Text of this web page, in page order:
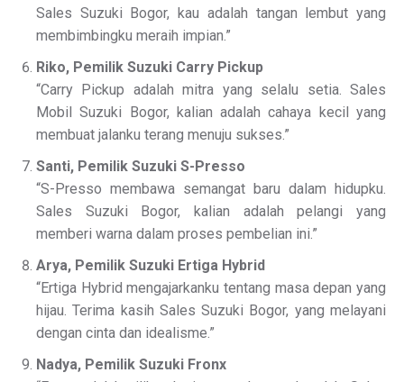
Sales Suzuki Bogor, kau adalah tangan lembut yang
membimbingku meraih impian.”
Riko, Pemilik Suzuki Carry Pickup
“Carry Pickup adalah mitra yang selalu setia. Sales
Mobil Suzuki Bogor, kalian adalah cahaya kecil yang
membuat jalanku terang menuju sukses.”
Santi, Pemilik Suzuki S-Presso
“S-Presso membawa semangat baru dalam hidupku.
Sales Suzuki Bogor, kalian adalah pelangi yang
memberi warna dalam proses pembelian ini.”
Arya, Pemilik Suzuki Ertiga Hybrid
“Ertiga Hybrid mengajarkanku tentang masa depan yang
hijau. Terima kasih Sales Suzuki Bogor, yang melayani
dengan cinta dan idealisme.”
Nadya, Pemilik Suzuki Fronx